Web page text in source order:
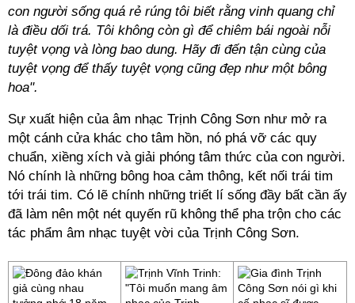
con người sống quá rẻ rúng tôi biết rằng vinh quang chỉ
là điều dối trá. Tôi không còn gì để chiêm bái ngoài nỗi
tuyệt vọng và lòng bao dung. Hãy đi đến tận cùng của
tuyệt vọng để thấy tuyệt vọng cũng đẹp như một bông
hoa".
Sự xuất hiện của âm nhạc Trịnh Công Sơn như mở ra
một cánh cửa khác cho tâm hồn, nó phá vỡ các quy
chuẩn, xiềng xích và giải phóng tâm thức của con người.
Nó chính là những bông hoa cảm thông, kết nối trái tim
tới trái tim. Có lẽ chính những triết lí sống đầy bất cần ấy
đã làm nên một nét quyến rũ không thể pha trộn cho các
tác phẩm âm nhạc tuyệt vời của Trịnh Công Sơn.